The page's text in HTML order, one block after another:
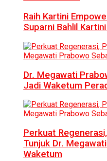
Raih Kartini
Suparni Bahlil
Dr. Megawati
Jadi Waketum
Perkuat
Tunjuk Dr.
Waketum